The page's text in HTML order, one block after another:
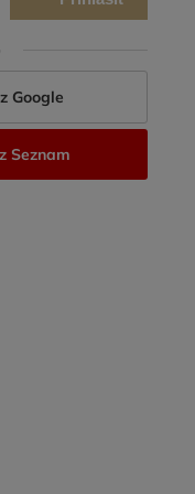
Google
Seznam